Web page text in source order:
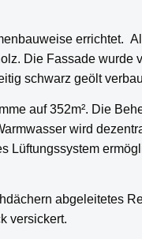
errichtet.
Die Fassade wurde
schwarz geölt
auf 352m². Die
wird
Lüftungssystem
abgeleitetes
versickert.